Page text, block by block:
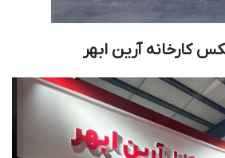
کارخانه آرین ابهر